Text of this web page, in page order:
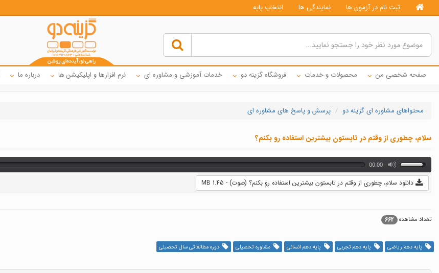
ثبت نام در آزمون ها نمایندگی ها انتخاب پایه
صفحه شخصی من محصولات و خدمات فروشگاه گزینه دو خدمات آموزشی و مشاوره ای نرم افزارها و اپلیکیشن ها درباره ما
محتواهای مشاوره ای گزینه دو پرسش و پاسخ های مشاوره ای
سلام، چطوری از وقتم در تابستون بیشترین استفاده رو بکنم؟
00:00
دانلود سلام، چطوری از وقتم در تابستون بیشترین استفاده رو بکنم؟ (صوت) - 1.45 MB
تعداد مشاهده 662
پایه دهم ریاضی پایه دهم تجربی پایه دهم انسانی مشاوره تحصیلی دوره مطالعاتی سال تحصیلی